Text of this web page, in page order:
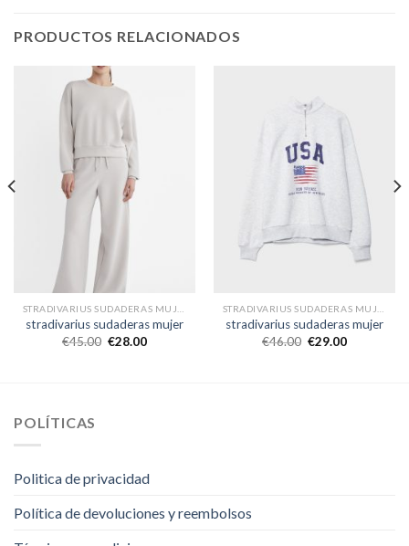
PRODUCTOS RELACIONADOS
stradivarius sudaderas mujer
€45.00 €28.00
stradivarius sudaderas mujer
€46.00 €29.00
POLÍTICAS
Politica de privacidad
Política de devoluciones y reembolsos